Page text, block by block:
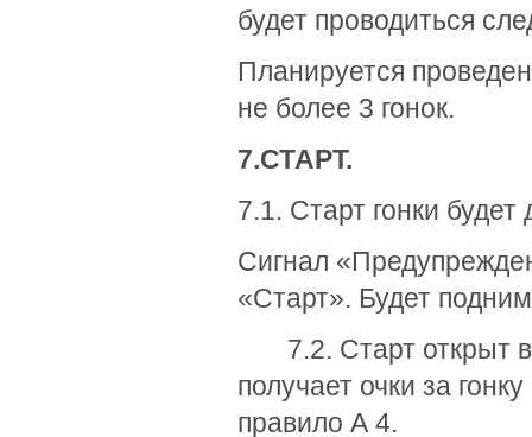
будет проводиться
Планируется
не более 3 гонок.
7.СТАРТ.
7.1. Старт гонки
Сигнал
«Старт». Будет
7.2. Старт открыт в
получает очки за
правило А 4.